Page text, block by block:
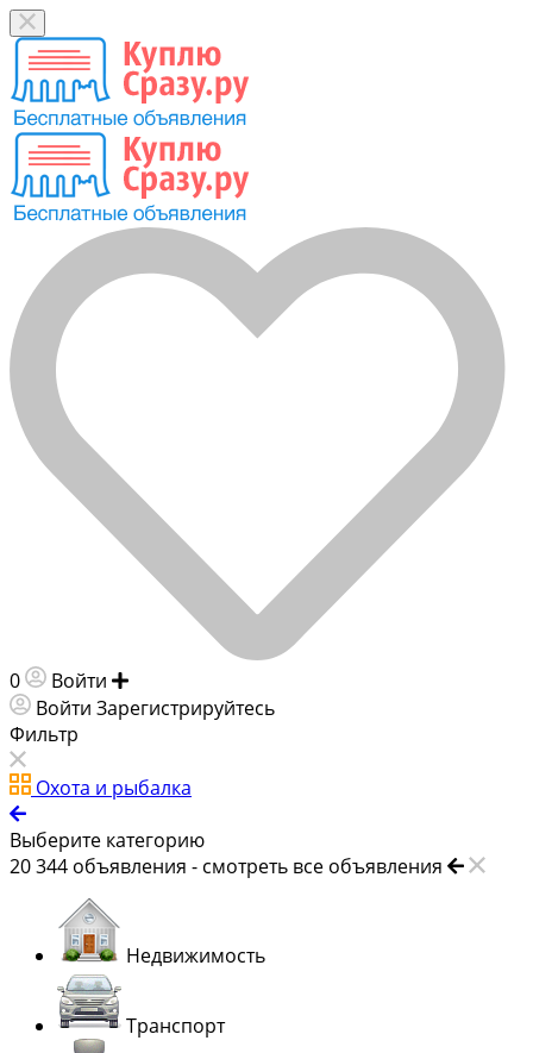
0 Войти
Войти Зарегистрируйтесь
Фильтр
Охота и рыбалка
Выберите категорию
20 344 объявления - смотреть все объявления
Недвижимость
Транспорт